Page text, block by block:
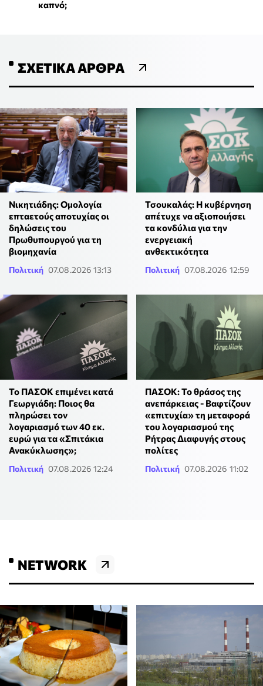
καπνό;
ΣΧΕΤΙΚΆ ΆΡΘΡΑ
Νικητιάδης: Ομολογία
επταετούς αποτυχίας οι
δηλώσεις του
Πρωθυπουργού για τη
βιομηχανία
Πολιτική 07.08.2026 13:13
Τσουκαλάς: Η κυβέρνηση
απέτυχε να αξιοποιήσει
τα κονδύλια για την
ενεργειακή
ανθεκτικότητα
Πολιτική 07.08.2026 12:59
Το ΠΑΣΟΚ επιμένει κατά
Γεωργιάδη: Ποιος θα
πληρώσει τον
λογαριασμό των 40 εκ.
ευρώ για τα «Σπιτάκια
Ανακύκλωσης»;
Πολιτική 07.08.2026 12:24
ΠΑΣΟΚ: Το θράσος της
ανεπάρκειας - Βαφτίζουν
«επιτυχία» τη μεταφορά
του λογαριασμού της
Ρήτρας Διαφυγής στους
πολίτες
Πολιτική 07.08.2026 11:02
NETWORK